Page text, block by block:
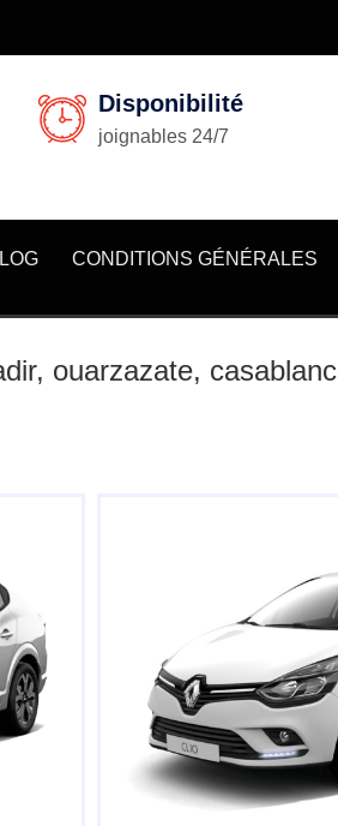
Disponibilité
joignables 24/7
CONDITIONS GÉNÉRALES
ouarzazate,